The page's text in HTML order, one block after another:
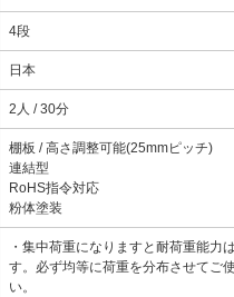
4段
日本
2人 / 30分
棚板 / 高さ調整可能(25mmピッチ)
連結型
RoHS指令対応
粉体塗装
・集中荷重になりますと耐荷重能力
す。必ず均等に荷重を分布させてご
い。